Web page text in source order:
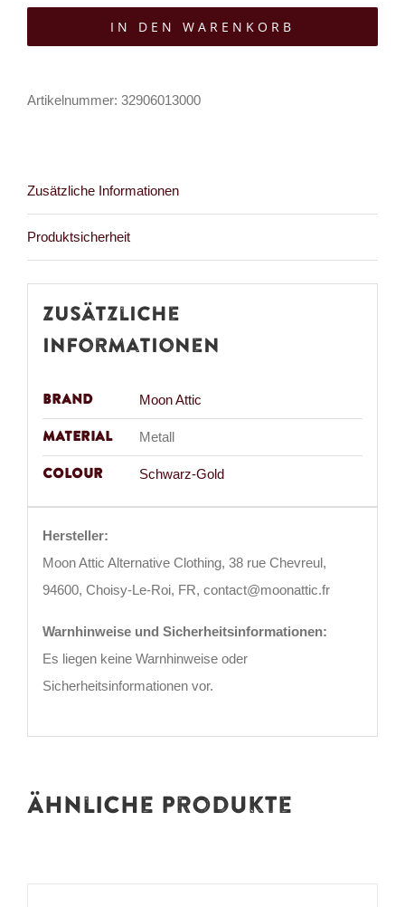
Attic
Sonnenbrille
IN DEN WARENKORB
Artikelnummer: 32906013000
Zusätzliche Informationen
Produktsicherheit
Zusätzliche
Informationen
Brand Moon Attic
Material Metall
Colour Schwarz-Gold
Hersteller:
Moon Attic Alternative Clothing, 38 rue Chevreul,
94600, Choisy-Le-Roi, FR, contact@moonattic.fr
Warnhinweise und Sicherheitsinformationen:
Es liegen keine Warnhinweise oder
Sicherheitsinformationen vor.
Ähnliche Produkte